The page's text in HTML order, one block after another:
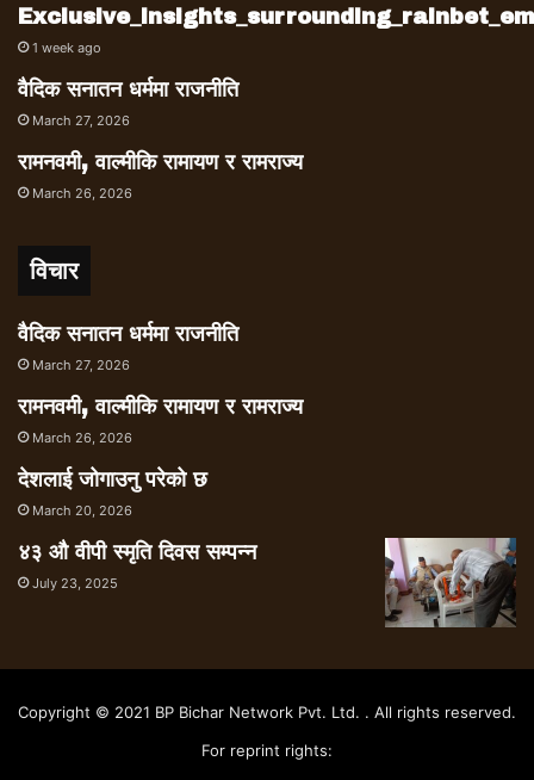
1 week ago
वैदिक सनातन धर्ममा राजनीति
March 27, 2026
रामनवमी, वाल्मीकि रामायण र रामराज्य
March 26, 2026
विचार
वैदिक सनातन धर्ममा राजनीति
March 27, 2026
रामनवमी, वाल्मीकि रामायण र रामराज्य
March 26, 2026
देशलाई जोगाउनु परेको छ
March 20, 2026
४३ औ वीपी स्मृति दिवस सम्पन्न
July 23, 2025
Copyright © 2021 BP Bichar Network Pvt. Ltd. . All rights reserved.
For reprint rights: